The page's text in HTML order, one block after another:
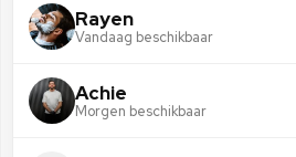
Rayen
Vandaag beschikbaar
Achie
Morgen beschikbaar